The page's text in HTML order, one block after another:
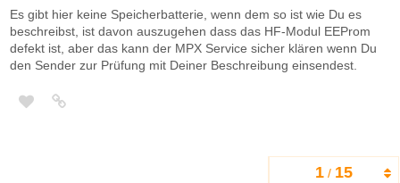
1 / 15
Es gibt hier keine Speicherbatterie, wenn dem so ist wie Du es
beschreibst, ist davon auszugehen dass das HF-Modul EEProm
defekt ist, aber das kann der MPX Service sicher klären wenn Du
den Sender zur Prüfung mit Deiner Beschreibung einsendest.